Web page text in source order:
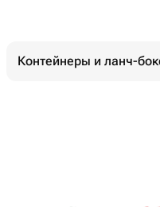
Контейнеры и ланч-